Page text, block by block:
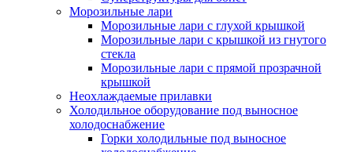
Морозильные лари
Морозильные лари с глухой крышкой
Морозильные лари с крышкой из гнутого
стекла
Морозильные лари с прямой прозрачной
крышкой
Неохлаждаемые прилавки
Холодильное оборудование под выносное
холодоснабжение
Горки холодильные под выносное